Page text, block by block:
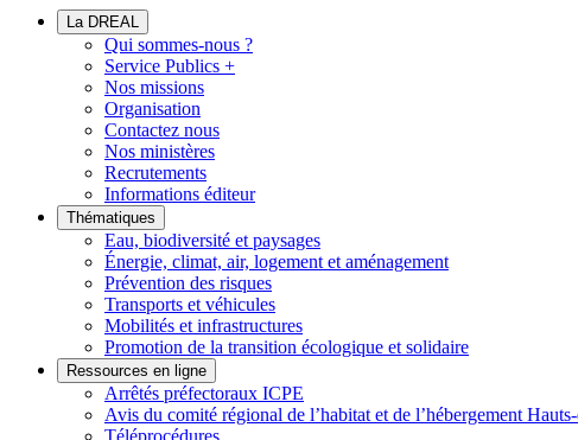
La DREAL
Qui sommes-nous ?
Service Publics +
Nos missions
Organisation
Contactez nous
Nos ministères
Recrutements
Informations éditeur
Thématiques
Eau, biodiversité et paysages
Énergie, climat, air, logement et aménagement
Prévention des risques
Transports et véhicules
Mobilités et infrastructures
Promotion de la transition écologique et solidaire
Ressources en ligne
Arrêtés préfectoraux ICPE
Avis du comité régional de l’habitat et de l’hébergement
Téléprocédures